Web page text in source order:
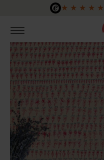
Zum Hauptinhalt springen
★ ★ ★ ★ ★